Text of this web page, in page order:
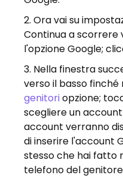
Ora vai su
Continua a scorrere
l'opzione Google;
Nella finestra
verso il basso finché
genitoriopzione;
scegliere un
account verranno
di inserire l'account
stesso che hai fatto
telefono del